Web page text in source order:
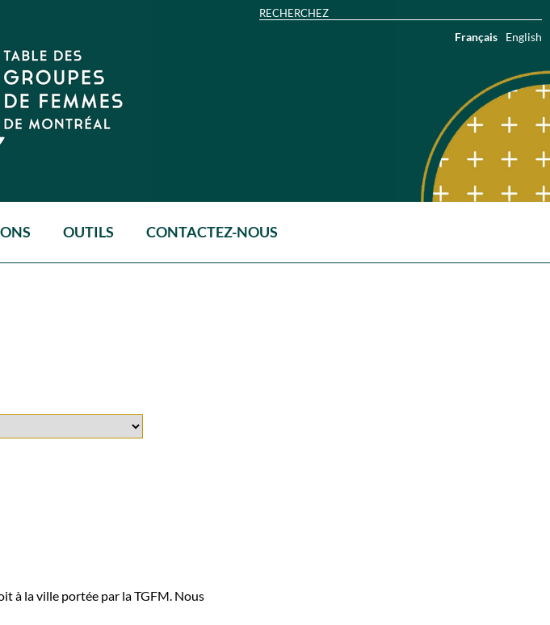
Français English
OUTILS CONTACTEZ-NOUS
à la ville portée par la TGFM. Nous